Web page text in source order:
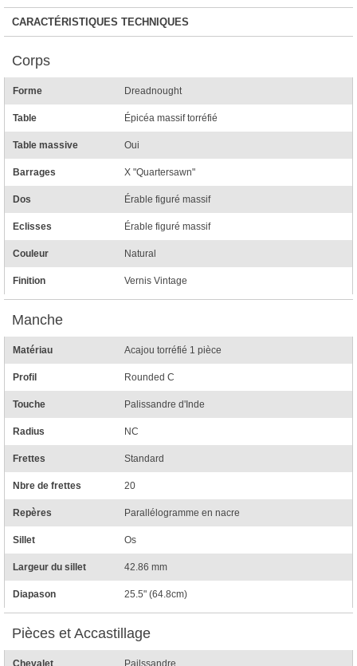
CARACTÉRISTIQUES TECHNIQUES
Corps
Forme Dreadnought
Table Épicéa massif torréfié
Table massive Oui
Barrages X "Quartersawn"
Dos Érable figuré massif
Eclisses Érable figuré massif
Couleur Natural
Finition Vernis Vintage
Manche
Matériau Acajou torréfié 1 pièce
Profil Rounded C
Touche Palissandre d'Inde
Radius NC
Frettes Standard
Nbre de frettes 20
Repères Parallélogramme en nacre
Sillet Os
Largeur du sillet 42.86 mm
Diapason 25.5" (64.8cm)
Pièces et Accastillage